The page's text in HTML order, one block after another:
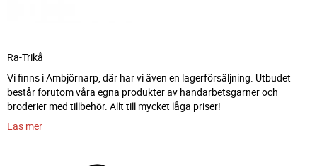
Ra-Trikå
Vi finns i Ambjörnarp, där har vi även en lagerförsäljning. Utbudet
består förutom våra egna produkter av handarbetsgarner och
broderier med tillbehör. Allt till mycket låga priser!
Läs mer